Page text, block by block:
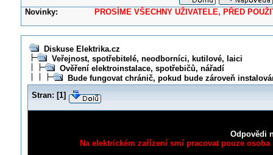
Novinky: PROSÍME VŠECHNY UŽIVATELE, PŘED
Diskuse Elektrika.cz
Veřejnost, spotřebitelé, neodborníci, kutilové, laici
Ověření elektroinstalace, spotřebičů, nářadí
Bude fungovat chránič, pokud bude zároveň
Stran: [1]
Odpovědi
Na elektrickém zařízení smí pracovat pouze